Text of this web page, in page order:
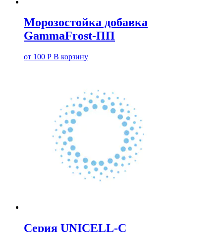
Морозостойка добавка
GammaFrost-ПП
от 100 Р В корзину
Серия UNICELL-C